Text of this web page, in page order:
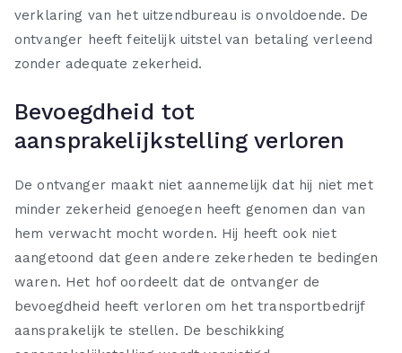
verklaring van het uitzendbureau is onvoldoende. De
ontvanger heeft feitelijk uitstel van betaling verleend
zonder adequate zekerheid.
Bevoegdheid tot
aansprakelijkstelling verloren
De ontvanger maakt niet aannemelijk dat hij niet met
minder zekerheid genoegen heeft genomen dan van
hem verwacht mocht worden. Hij heeft ook niet
aangetoond dat geen andere zekerheden te bedingen
waren. Het hof oordeelt dat de ontvanger de
bevoegdheid heeft verloren om het transportbedrijf
aansprakelijk te stellen. De beschikking